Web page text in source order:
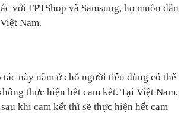
với FPTShop và Samsung, họ muốn dẫn
Nam.
này nằm ở chỗ người tiêu dùng có thể
thực hiện hết cam kết. Tại Việt Nam,
khi cam kết thì sẽ thực hiện hết cam